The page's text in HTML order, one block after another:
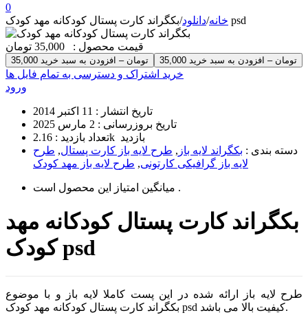
0
خانه/دانلود/ بکگراند کارت پستال کودکانه مهد کودک psd
قیمت محصول : 35,000 تومان
35,000 تومان – افزودن به سبد خرید
خرید اشتراک و دسترسی به تمام فایل ها
ورود
تاریخ انتشار : 11 اکتبر 2014
تاریخ بروزرسانی : 2 مارس 2025
تعداد بازدید :
2.16k بازدید
دسته بندی : بکگراند لایه باز , طرح لایه باز کارت پستال, طرح
لایه باز گرافیکی کارتونی, طرح لایه باز مهد کودک
میانگین امتیاز این محصول است .
بکگراند کارت پستال کودکانه مهد
کودک psd
طرح لایه باز ارائه شده در این پست کاملا لایه باز و با موضوع
بکگراند کارت پستال کودکانه مهد کودک psd کیفیت بالا می باشد.